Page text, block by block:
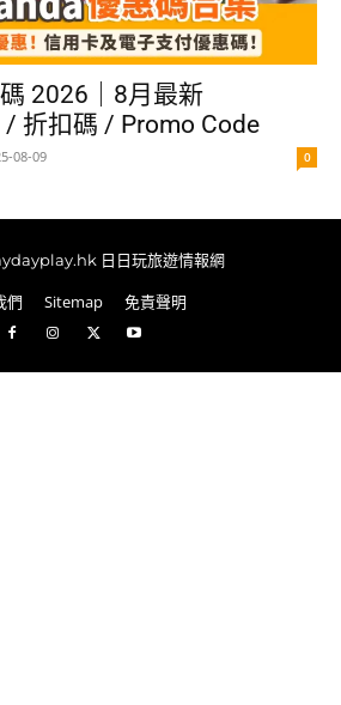
2026｜8月最新
折扣碼 / Promo Code
08-09 0
日日玩旅遊情報網
們 Sitemap 免責聲明